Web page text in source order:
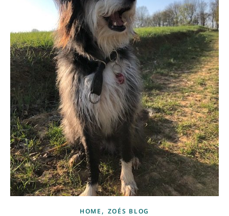
HOME , ZOÉS BLOG